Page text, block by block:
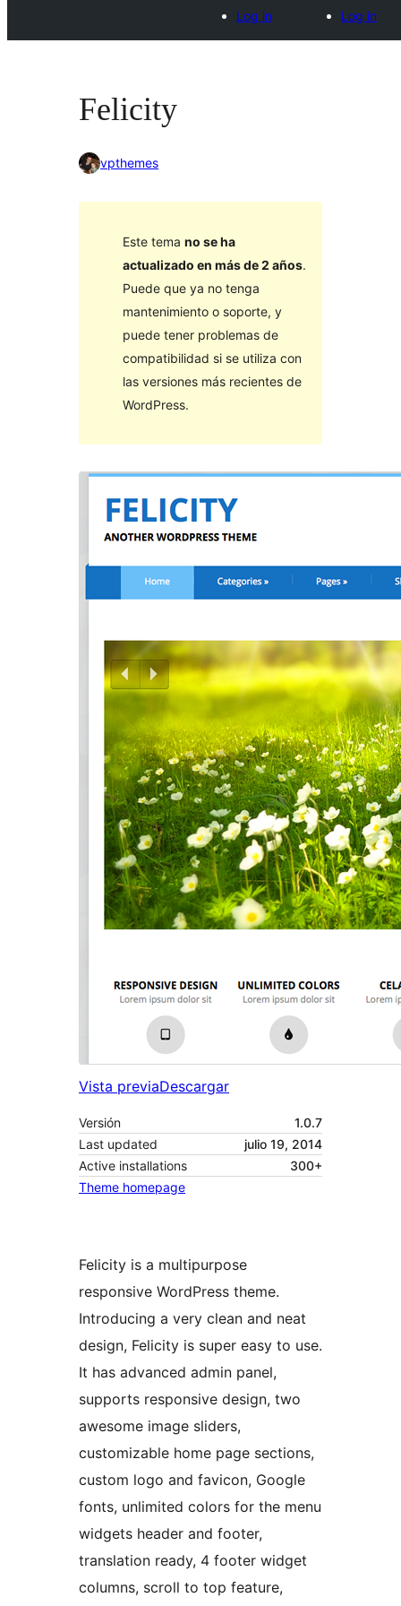
Log in
Log in
Felicity
vpthemes
Este tema no se ha
actualizado en más de 2 años.
Puede que ya no tenga
mantenimiento o soporte, y
puede tener problemas de
compatibilidad si se utiliza con
las versiones más recientes de
WordPress.
Vista previaDescargar
Versión
1.0.7
Last updated
julio 19, 2014
Active installations
300+
Theme homepage
Felicity is a multipurpose
responsive WordPress theme.
Introducing a very clean and neat
design, Felicity is super easy to use.
It has advanced admin panel,
supports responsive design, two
awesome image sliders,
customizable home page sections,
custom logo and favicon, Google
fonts, unlimited colors for the menu
widgets header and footer,
translation ready, 4 footer widget
columns, scroll to top feature,